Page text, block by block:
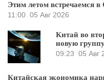
Этим летом встречаемся в
11:00 05 Авг 2026
Китай во
новую
09:23 05 Авг
Китайская экономика